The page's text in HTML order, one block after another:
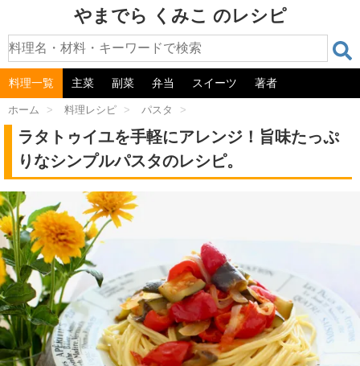
やまでら くみこ のレシピ
料理一覧 主菜 副菜 弁当 スイーツ 著者
ホーム > 料理レシピ > パスタ >
ラタトゥイユを手軽にアレンジ！旨味たっぷ
りなシンプルパスタのレシピ。